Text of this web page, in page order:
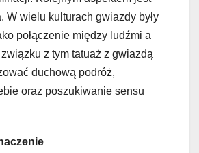
W wielu kulturach gwiazdy były
połączenie między ludźmi a
z tym tatuaż z gwiazdą
duchową podróż,
oraz poszukiwanie sensu